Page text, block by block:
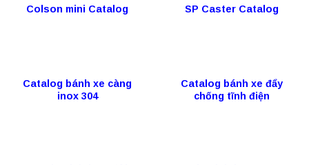
Colson mini Catalog SP Caster Catalog
Catalog bánh xe càng
inox 304
Catalog bánh xe đẩy
chống tĩnh điện